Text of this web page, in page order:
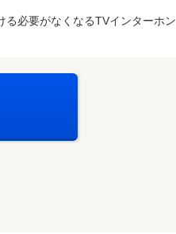
必要がなくなるTVインターホン